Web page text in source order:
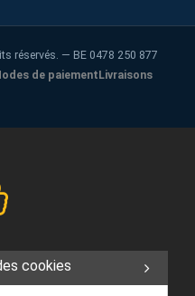
réservés. — BE 0478 250 877
de paiementLivraisons
cookies